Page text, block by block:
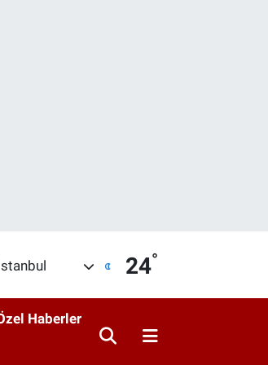
24°
Haberler